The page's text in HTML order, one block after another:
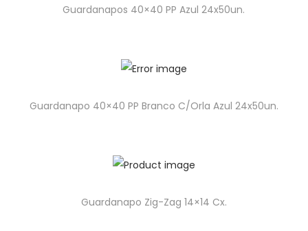
Guardanapos 40×40 PP Azul 24x50un.
Guardanapo 40×40 PP Branco C/Orla Azul 24x50un.
Guardanapo Zig-Zag 14×14 Cx.